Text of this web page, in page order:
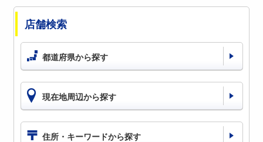
店舗検索
都道府県から探す
現在地周辺から探す
住所・キーワードから探す